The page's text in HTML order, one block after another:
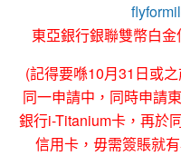
東亞銀行銀聯雙幣白金
(記得要喺10月31日或
同一申請中，同時申請
銀行i-Titanium卡，再於
信用卡，毋需簽賬就